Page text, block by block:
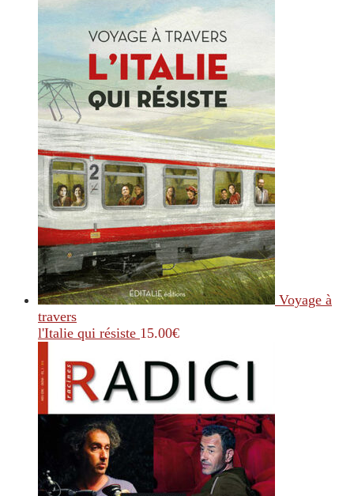
Voyage à
travers
l'Italie qui résiste 15.00€